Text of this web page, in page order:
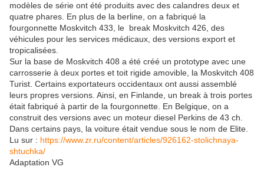
modèles de série ont été produits avec des calandres deux et
quatre phares. En plus de la berline, on a fabriqué la
fourgonnette Moskvitch 433, le break Moskvitch 426, des
véhicules pour les services médicaux, des versions export et
tropicalisées.
Sur la base de Moskvitch 408 a été créé un prototype avec une
carrosserie à deux portes et toit rigide amovible, la Moskvitch 408
Turist. Certains exportateurs occidentaux ont aussi assemblé
leurs propres versions. Ainsi, en Finlande, un break à trois portes
était fabriqué à partir de la fourgonnette. En Belgique, on a
construit des versions avec un moteur diesel Perkins de 43 ch.
Dans certains pays, la voiture était vendue sous le nom de Elite.
Lu sur : https://www.zr.ru/content/articles/926162-stolichnaya-
shtuchka/
Adaptation VG